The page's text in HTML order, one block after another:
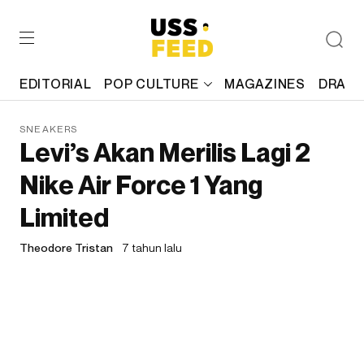
EDITORIAL POP CULTURE MAGAZINES
SNEAKERS
Levi’s Akan Merilis Lagi 2
Nike Air Force 1 Yang
Limited
Theodore Tristan 7 tahun lalu